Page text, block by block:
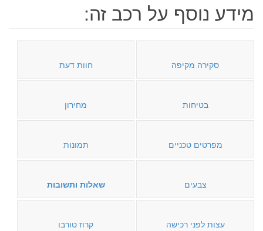
מידע נוסף על רכב זה:
סקירה מקיפה חוות דעת
בטיחות מחירון
מפרטים טכניים תמונות
צבעים שאלות ותשובות
עצות לפני רכישה קרוז טורבו